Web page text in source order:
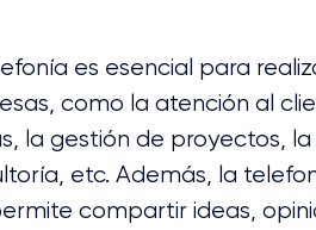
es esencial para
como la atención al
la gestión de proyectos,
etc. Además, la
compartir ideas,